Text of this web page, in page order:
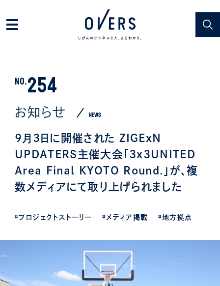
NO.254
お知らせ NEWS
9月3日に開催された ZIGExN
UPDATERS主催大会「3x3UNITED
Area Final KYOTO Round.」が、複
数メディアにて取り上げられました
#プロジェクトストーリー #メディア掲載 #地方拠点